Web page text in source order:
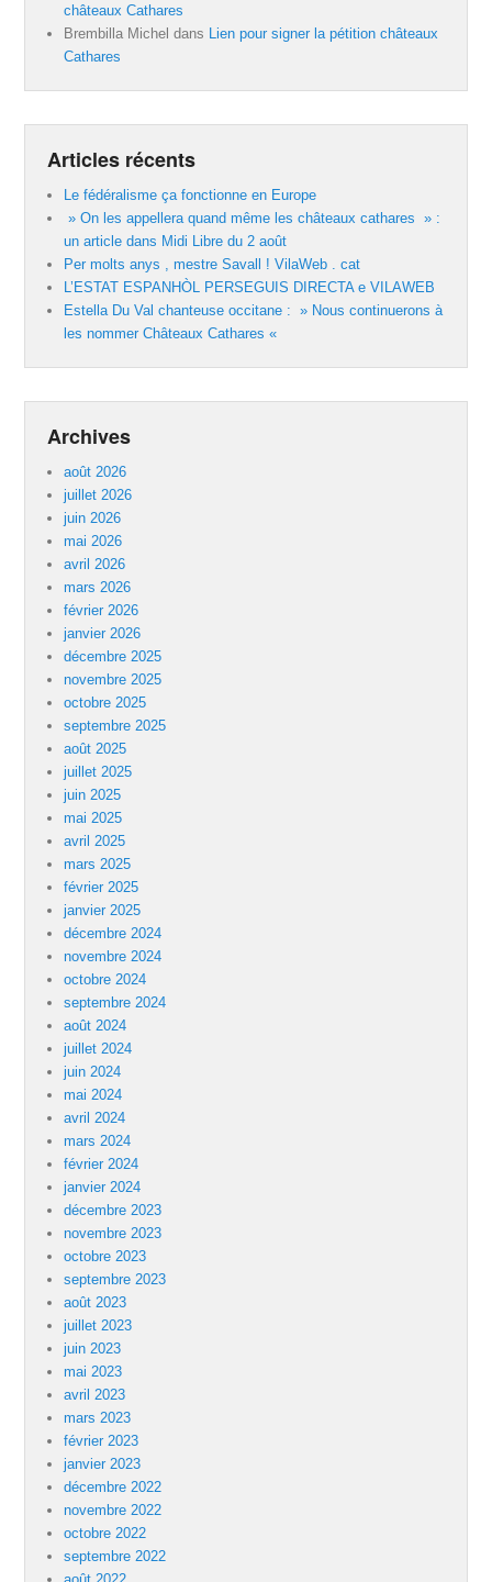
châteaux Cathares
Brembilla Michel dans
Lien pour signer la pétition châteaux
Cathares
Articles récents
Le fédéralisme ça fonctionne en Europe
» On les appellera quand même les châteaux cathares » :
un article dans Midi Libre du 2 août
Per molts anys , mestre Savall ! VilaWeb . cat
L’ESTAT ESPANHÒL PERSEGUIS DIRECTA e VILAWEB
Estella Du Val chanteuse occitane : » Nous continuerons à
les nommer Châteaux Cathares «
Archives
août 2026
juillet 2026
juin 2026
mai 2026
avril 2026
mars 2026
février 2026
janvier 2026
décembre 2025
novembre 2025
octobre 2025
septembre 2025
août 2025
juillet 2025
juin 2025
mai 2025
avril 2025
mars 2025
février 2025
janvier 2025
décembre 2024
novembre 2024
octobre 2024
septembre 2024
août 2024
juillet 2024
juin 2024
mai 2024
avril 2024
mars 2024
février 2024
janvier 2024
décembre 2023
novembre 2023
octobre 2023
septembre 2023
août 2023
juillet 2023
juin 2023
mai 2023
avril 2023
mars 2023
février 2023
janvier 2023
décembre 2022
novembre 2022
octobre 2022
septembre 2022